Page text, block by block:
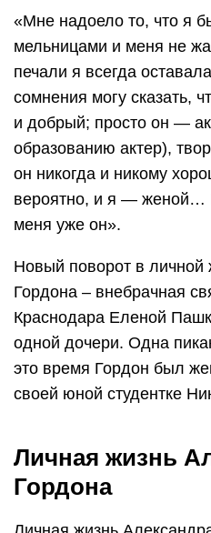
«Мне надоело то, что я
мельницами и меня не
печали я всегда
сомнения могу сказать,
и добрый; просто он —
образованию актер),
он никогда и никому
вероятно, и я — женой…
меня уже он».
Новый поворот в личной
Гордона – внебрачная
Краснодара Еленой
одной дочери. Одна
это время Гордон был
своей юной студентке
Личная жизнь
Гордона